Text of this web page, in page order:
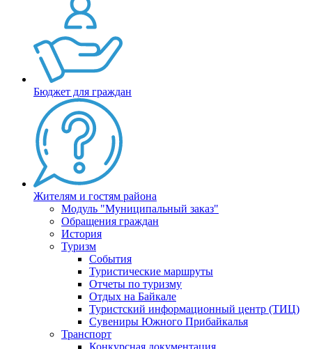
Бюджет для граждан
Жителям и гостям района
Модуль "Муниципальный заказ"
Обращения граждан
История
Туризм
События
Туристические маршруты
Отчеты по туризму
Отдых на Байкале
Туристский информационный центр (ТИЦ)
Сувениры Южного Прибайкалья
Транспорт
Конкурсная документация